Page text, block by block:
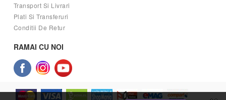
Transport Si Livrari
Plati Si Transferuri
Conditii De Retur
RAMAI CU NOI